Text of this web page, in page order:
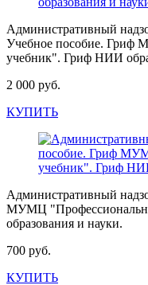
Административный
Учебное пособие.
учебник". Гриф НИИ
2 000 руб.
КУПИТЬ
Административный
МУМЦ
образования и науки.
700 руб.
КУПИТЬ